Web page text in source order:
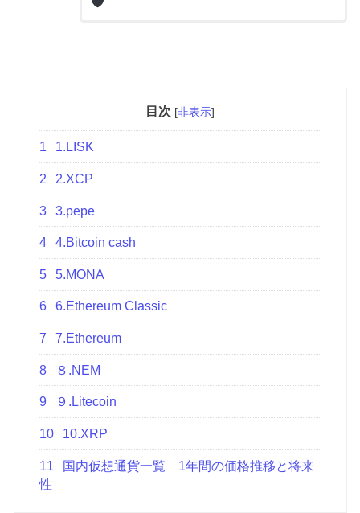
目次 [非表示]
1 1.LISK
2 2.XCP
3 3.pepe
4 4.Bitcoin cash
5 5.MONA
6 6.Ethereum Classic
7 7.Ethereum
8 ８.NEM
9 ９.Litecoin
10 10.XRP
11
国内仮想通貨一覧 1年間の価格推移と将来
性